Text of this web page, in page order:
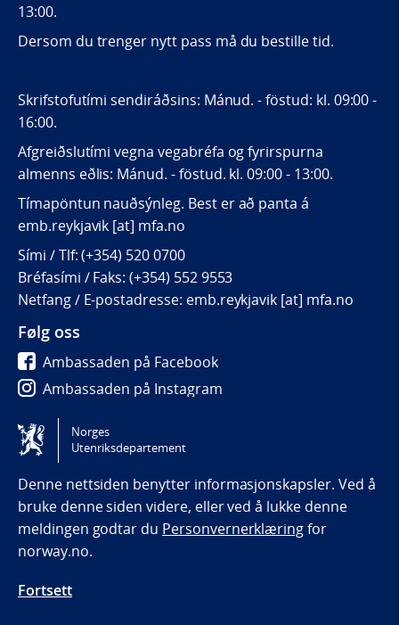
13:00.
Dersom du trenger nytt pass må du bestille tid.
Skrifstofutími sendiráðsins: Mánud. - föstud: kl. 09:00 -
16:00.
Afgreiðslutími vegna vegabréfa og fyrirspurna
almenns eðlis: Mánud. - föstud. kl. 09:00 - 13:00.
Tímapöntun nauðsýnleg. Best er að panta á
emb.reykjavik [at] mfa.no
Sími / Tlf: (+354) 520 0700
Bréfasími / Faks: (+354) 552 9553
Netfang / E-postadresse: emb.reykjavik [at] mfa.no
Følg oss
Ambassaden på Facebook
Ambassaden på Instagram
Ambassaden på LinkedIn
Tilgjengelighetserklæring / Accessibility statement
(NO)
Norges
Utenriksdepartement
Denne nettsiden benytter informasjonskapsler. Ved å
bruke denne siden videre, eller ved å lukke denne
meldingen godtar du Personvernerklæringfor
norway.no.
Fortsett